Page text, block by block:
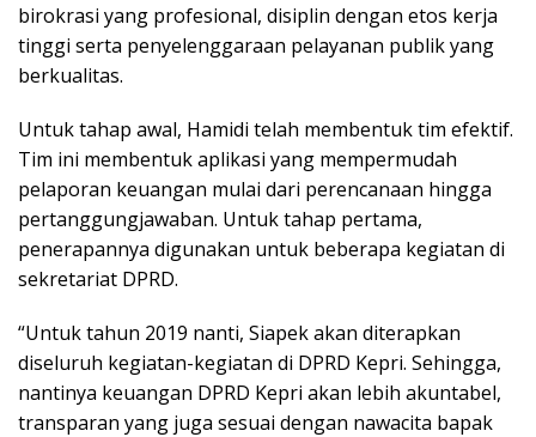
birokrasi yang profesional, disiplin dengan etos kerja
tinggi serta penyelenggaraan pelayanan publik yang
berkualitas.
Untuk tahap awal, Hamidi telah membentuk tim efektif.
Tim ini membentuk aplikasi yang mempermudah
pelaporan keuangan mulai dari perencanaan hingga
pertanggungjawaban. Untuk tahap pertama,
penerapannya digunakan untuk beberapa kegiatan di
sekretariat DPRD.
“Untuk tahun 2019 nanti, Siapek akan diterapkan
diseluruh kegiatan-kegiatan di DPRD Kepri. Sehingga,
nantinya keuangan DPRD Kepri akan lebih akuntabel,
transparan yang juga sesuai dengan nawacita bapak